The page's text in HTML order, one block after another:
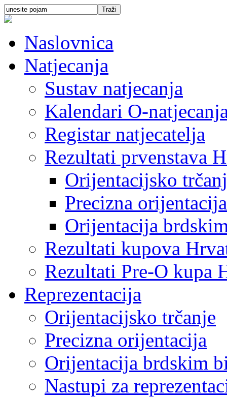
Naslovnica
Natjecanja
Sustav natjecanja
Kalendari O-
Registar natjecatelja
Rezultati prvenstava
Orijentacijsko
Precizna orijentacija
Orijentacija
Rezultati kupova
Rezultati Pre-O kupa
Reprezentacija
Orijentacijsko trčanje
Precizna orijentacija
Orijentacija brdskim
Nastupi za